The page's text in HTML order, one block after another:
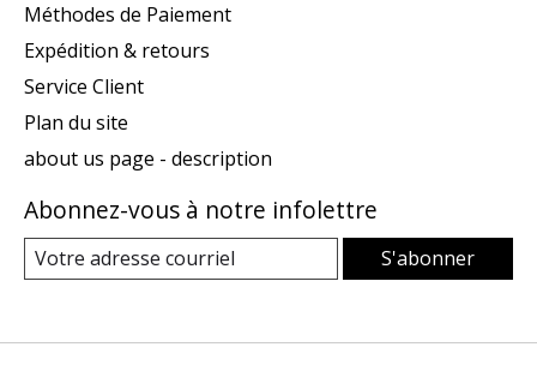
Méthodes de Paiement
Expédition & retours
Service Client
Plan du site
about us page - description
Abonnez-vous à notre infolettre
S'abonner